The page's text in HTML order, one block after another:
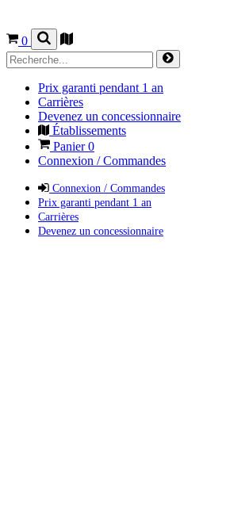
0
Prix garanti pendant 1 an
Carrières
Devenez un concessionnaire
Établissements
Panier0
Connexion / Commandes
Connexion / Commandes
Prix garanti pendant 1 an
Carrières
Devenez un concessionnaire